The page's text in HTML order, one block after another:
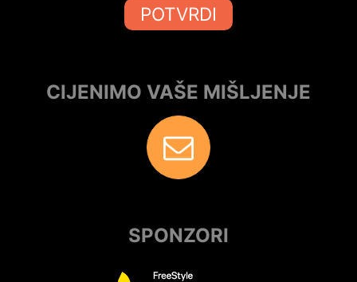
POTVRDI
CIJENIMO VAŠE MIŠLJENJE
SPONZORI